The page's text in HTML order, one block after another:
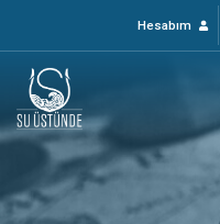
Hesabım